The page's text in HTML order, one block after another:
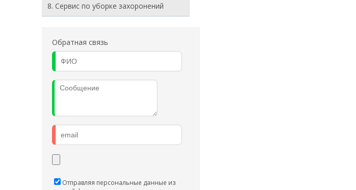
8. Cервис по уборке захоронений
Обратная связь
Отправляя персональные данные из